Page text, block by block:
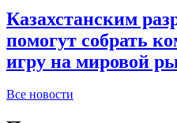
Казахстанским
помогут собрать
игру на мировой
Все новости